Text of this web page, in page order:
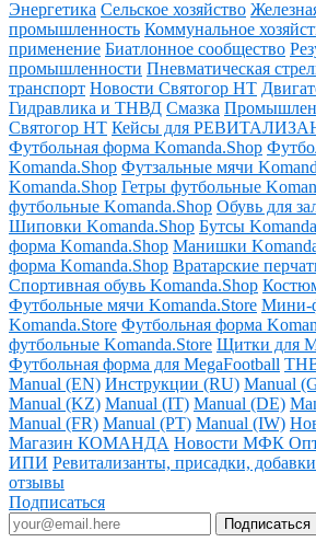
Энергетика Сельское хозяйство
промышленность Коммунальное
применение Биатлонное сообщество
промышленности Пневматическая
транспорт Новости Святогор НТ
Гидравлика и ТНВД Смазка
Святогор НТ Кейсы для
Футбольная форма Komanda.Shop
Komanda.Shop Футзальные мячи
Komanda.Shop Гетры футбольные
футбольные Komanda.Shop Обувь для
Шиповки Komanda.Shop Бутсы
форма Komanda.Shop Манишки
форма Komanda.Shop Вратарские
Спортивная обувь Komanda.Shop
Футбольные мячи Komanda.Store Мини-
Komanda.Store Футбольная форма
футбольные Komanda.Store Щитки для
Футбольная форма для MegaFootball
Manual (EN) Инструкции (RU) Manual
Manual (KZ) Manual (IT) Manual (DE)
Manual (FR) Manual (PT) Manual (IW)
Магазин КОМАНДА Новости МФК
ИПИ Ревитализанты, присадки,
отзывы
Подписаться